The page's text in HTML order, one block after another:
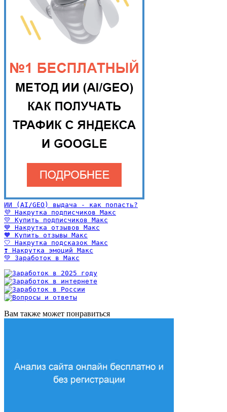
ИИ (AI/GEO) выдача - как попасть?
💜 Накрутка подписчиков Макс
💛 Купить подписчиков Макс
💙 Накрутка отзывов Макс
🧡 Купить отзывы Макс
🤍 Накрутка подсказок Макс
❣️ Накрутка эмоций Макс
💚 Заработок в Макс
Вам также может понравиться